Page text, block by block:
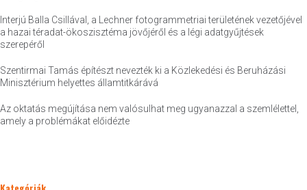
Interjú Balla Csillával, a Lechner fotogrammetriai területének vezetőjével
a hazai téradat-ökoszisztéma jövőjéről és a légi adatgyűjtések
szerepéről
Szentirmai Tamás építészt nevezték ki a Közlekedési és Beruházási
Minisztérium helyettes államtitkárává
Az oktatás megújítása nem valósulhat meg ugyanazzal a szemlélettel,
amely a problémákat előidézte